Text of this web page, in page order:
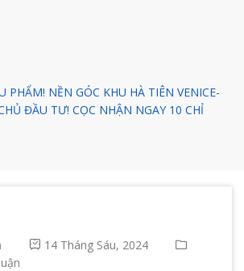
PHẨM! NỀN GÓC KHU HÀ TIÊN VENICE-
ĐẦU TƯ! CỌC NHẬN NGAY 10 CHỈ
14 Tháng Sáu, 2024